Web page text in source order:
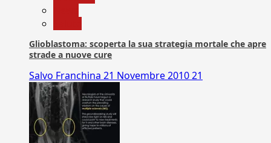
Glioblastoma: scoperta la sua strategia mortale che apre
strade a nuove cure
Salvo Franchina 21 Novembre 201021